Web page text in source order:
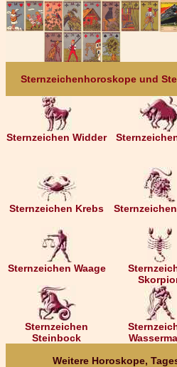
Sternzeichenhoroskope und
Sternzeichen Widder
Sternzeichen Krebs
Sternzeichen Waage
Sternzeichen
Steinbock
Weitere Horoskope,